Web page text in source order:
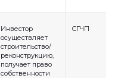
Инвестор
осуществляет
строительство/
реконструкцию,
получает право
собственности
СГЧП